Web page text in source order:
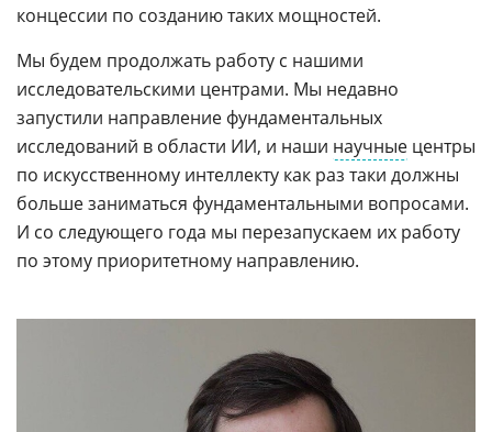
концессии по созданию таких мощностей.
Мы будем продолжать работу с нашими
исследовательскими центрами. Мы недавно
запустили направление фундаментальных
исследований в области ИИ, и наши научные центры
по искусственному интеллекту как раз таки должны
больше заниматься фундаментальными вопросами.
И со следующего года мы перезапускаем их работу
по этому приоритетному направлению.